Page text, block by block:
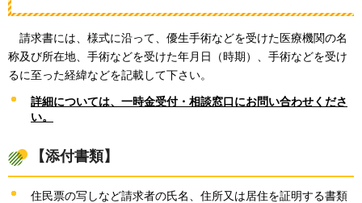
請求書には、様式に沿って、優生手術などを受けた医療機関の名
称及び所在地、手術などを受けた年月日（時期）、手術などを受け
るに至った経緯などを記載して下さい。
詳細については、一時金受付・相談窓口にお問い合わせくださ
い。
【添付書類】
住民票の写しなど請求者の氏名、住所又は居住を証明する書類